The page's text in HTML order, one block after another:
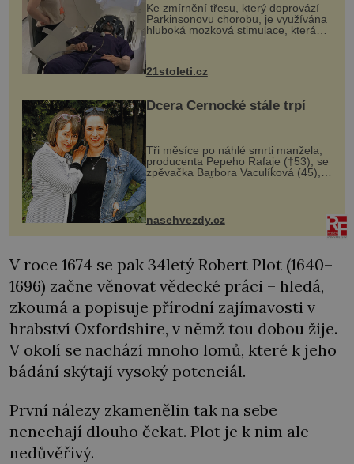
Ke zmírnění třesu, který doprovází
Parkinsonovu chorobu, je využívána
hluboká mozková stimulace, která
však vyžaduje vysoce invazivní
k dostatečně přesnému zacílení ...
21stoleti.cz
Dcera Černocké stále trpí
Tři měsíce po náhlé smrti manžela,
producenta Pepeho Rafaje (†53), se
zpěvačka Barbora Vaculíková (45),
dcera Petry Černocké (75), poprvé
ozvala veřejnosti. Na sociální síti
sdílela, že se snaží fung...
nasehvezdy.cz
V roce 1674 se pak 34letý Robert Plot (1640–
1696) začne věnovat vědecké práci – hledá,
zkoumá a popisuje přírodní zajímavosti v
hrabství Oxfordshire, v němž tou dobou žije.
V okolí se nachází mnoho lomů, které k jeho
bádání skýtají vysoký potenciál.
První nálezy zkamenělin tak na sebe
nenechají dlouho čekat. Plot je k nim ale
nedůvěřivý.